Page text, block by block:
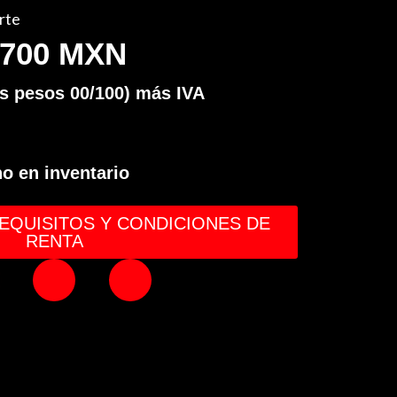
MXN
pesos 00/100) más IVA
en inventario
Y CONDICIONES DE
RENTA
W
h
E
n